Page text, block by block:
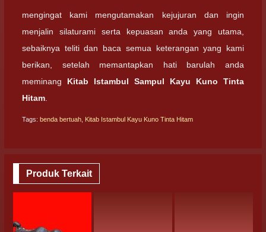
mengingat kami mengutamakan kejujuran dan ingin
menjalin silaturami serta kepuasan anda yang utama,
sebaiknya teliti dan baca semua keterangan yang kami
berikan, setelah memantapkan hati barulah anda
meminang Kitab Istambul Sampul Kayu Kuno Tinta
Hitam.
Tags: benda bertuah Kitab Istambul Kayu Kuno Tinta Hitam
Produk Terkait